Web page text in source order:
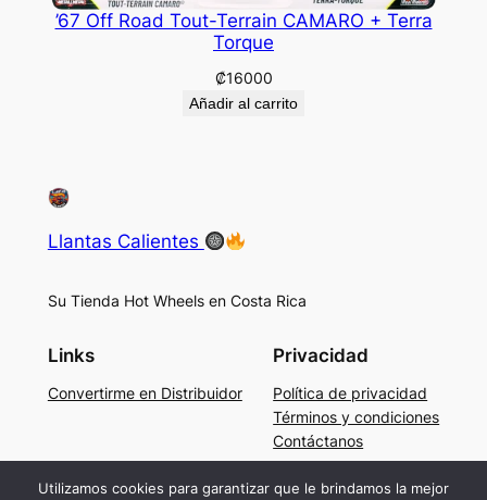
’67 Off Road Tout-Terrain CAMARO + Terra
Torque
₡16000
Añadir al carrito
Llantas Calientes
Su Tienda Hot Wheels en Costa Rica
Links
Convertirme en Distribuidor
Privacidad
Política de privacidad
Términos y condiciones
Contáctanos
Social
Utilizamos cookies para garantizar que le brindamos la mejor